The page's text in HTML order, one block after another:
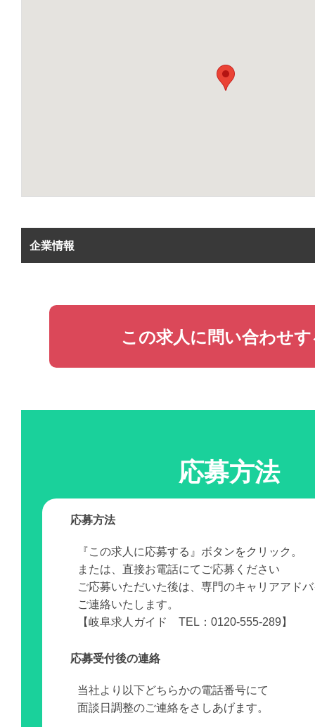
企業情報
この求人に問い合わせ
応募方法
応募方法
『この求人に応募する』ボタンをクリック。
または、直接お電話にてご応募ください
ご応募いただいた後は、専門のキャリアアド
ご連絡いたします。
【岐阜求人ガイド TEL：0120-555-289】
応募受付後の連絡
当社より以下どちらかの電話番号にて
面談日調整のご連絡をさしあげます。